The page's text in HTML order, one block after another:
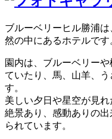
ブルーベリーヒル勝浦
然の中にあるホテルです
園内は、ブルーベリー
ていたり、馬、山羊、
す。
美しい夕日や星空が見れ
絶景あり、感動ありの
られています。